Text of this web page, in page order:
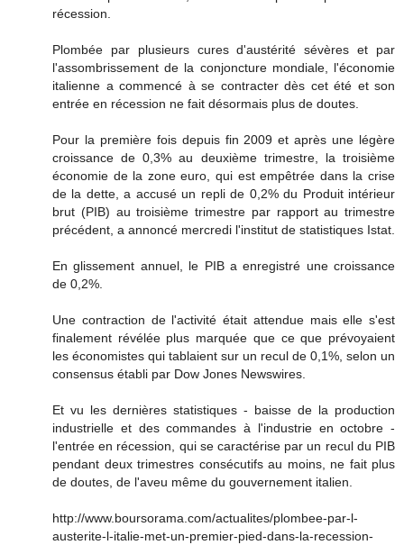
récession.
Plombée par plusieurs cures d'austérité sévères et par
l'assombrissement de la conjoncture mondiale, l'économie
italienne a commencé à se contracter dès cet été et son
entrée en récession ne fait désormais plus de doutes.
Pour la première fois depuis fin 2009 et après une légère
croissance de 0,3% au deuxième trimestre, la troisième
économie de la zone euro, qui est empêtrée dans la crise
de la dette, a accusé un repli de 0,2% du Produit intérieur
brut (PIB) au troisième trimestre par rapport au trimestre
précédent, a annoncé mercredi l'institut de statistiques Istat.
En glissement annuel, le PIB a enregistré une croissance
de 0,2%.
Une contraction de l'activité était attendue mais elle s'est
finalement révélée plus marquée que ce que prévoyaient
les économistes qui tablaient sur un recul de 0,1%, selon un
consensus établi par Dow Jones Newswires.
Et vu les dernières statistiques - baisse de la production
industrielle et des commandes à l'industrie en octobre -
l'entrée en récession, qui se caractérise par un recul du PIB
pendant deux trimestres consécutifs au moins, ne fait plus
de doutes, de l'aveu même du gouvernement italien.
http://www.boursorama.com/actualites/plombee-par-l-
austerite-l-italie-met-un-premier-pied-dans-la-recession-